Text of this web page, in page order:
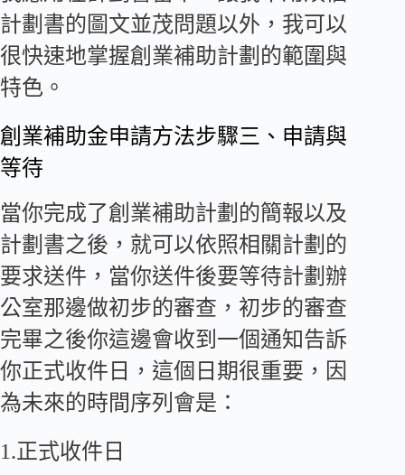
計劃書的圖文並茂問題以外，我可以
很快速地掌握創業補助計劃的範圍與
特色。
創業補助金申請方法步驟三、申請與
等待
當你完成了創業補助計劃的簡報以及
計劃書之後，就可以依照相關計劃的
要求送件，當你送件後要等待計劃辦
公室那邊做初步的審查，初步的審查
完畢之後你這邊會收到一個通知告訴
你正式收件日，這個日期很重要，因
為未來的時間序列會是：
1.正式收件日